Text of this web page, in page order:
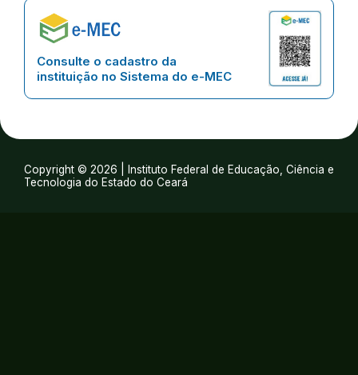
Consulte o cadastro da
instituição no Sistema do e-MEC
Copyright © 2026 | Instituto Federal de Educação, Ciência e
Tecnologia do Estado do Ceará